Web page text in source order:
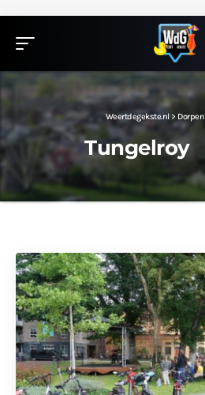
Weertdegekste.nl> Dorpen
Tungelroy